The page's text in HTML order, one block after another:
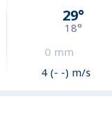
29°
18°
0 mm
4 (- -) m/s